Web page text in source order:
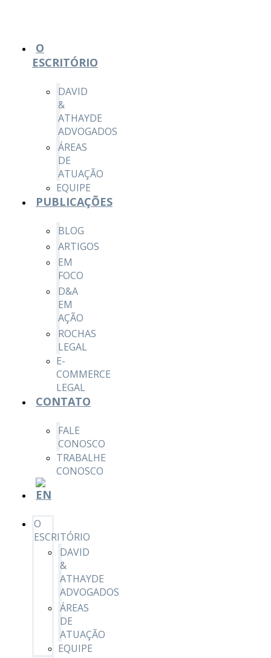
O
ESCRITÓRIO
DAVID
&
ATHAYDE
ADVOGADOS
ÁREAS
DE
ATUAÇÃO
EQUIPE
PUBLICAÇÕES
BLOG
ARTIGOS
EM
FOCO
D&A
EM
AÇÃO
ROCHAS
LEGAL
E-
COMMERCE
LEGAL
CONTATO
FALE
CONOSCO
TRABALHE
CONOSCO
O
ESCRITÓRIO
DAVID
&
ATHAYDE
ADVOGADOS
ÁREAS
DE
ATUAÇÃO
EQUIPE